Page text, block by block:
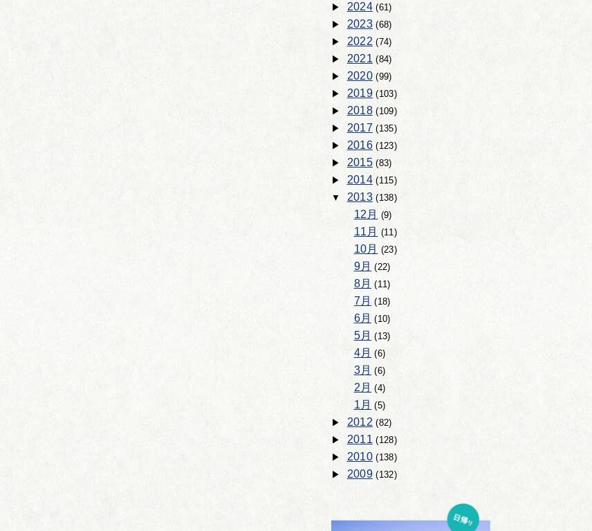
2024(61)
2023(68)
2022(74)
2021(84)
2020(99)
2019(103)
2018(109)
2017 (135)
2016(123)
2015(83)
2014(115)
2013(138)
12月 (9)
11月 (11)
10月 (23)
9月 (22)
8月 (11)
7月 (18)
6月 (10)
5月 (13)
4月 (6)
3月 (6)
2月 (4)
1月 (5)
2012(82)
2011(128)
2010(138)
2009(132)